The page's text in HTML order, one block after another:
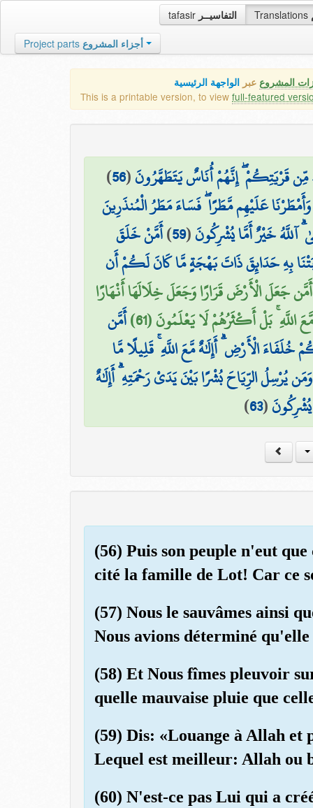
tafasir التفاسيــر Translations
Project parts أجزاء المشروع
المشروع عبر الواجهة الرئيسية
This is a printable version, to view full-featured
مِّن قَرْيَتِكُمْ ۖ إِنَّهُمْ أُنَاسٌ يَتَطَهَّرُونَ(
56
)
وَأَمْطَرْنَا عَلَيْهِم مَّطَرًا ۖ فَسَاءَ مَطَرُ الْمُنذَرِينَ
آللَّهُ خَيْرٌ أَمَّا يُشْرِكُونَ(
59
)أَمَّنْ خَلَقَ
بِهِ حَدَائِقَ ذَاتَ بَهْجَةٍ مَّا كَانَ لَكُمْ أَن
أَمَّن جَعَلَ الْأَرْضَ قَرَارًا وَجَعَلَ خِلَالَهَا أَنْهَارًا
بَلْ أَكْثَرُهُمْ لَا يَعْلَمُونَ (61)
أَمَّن
الْأَرْضِ ۗ أَإِلَٰهٌ مَّعَ اللَّهِ ۚ قَلِيلًا مَّا
يُرْسِلُ الرِّيَاحَ بُشْرًا بَيْنَ يَدَيْ رَحْمَتِهِ ۗ أَإِلَٰهٌ
يُشْرِكُونَ(
63
)
(56) Puis son peuple n'eut
cité la famille de Lot! Car ce
(57) Nous le sauvâmes ainsi
Nous avions déterminé
(58) Et Nous fîmes pleuvoir
quelle mauvaise pluie que
(59) Dis: «Louange à Allah et
Lequel est meilleur: Allah ou
(60) N'est-ce pas Lui qui a